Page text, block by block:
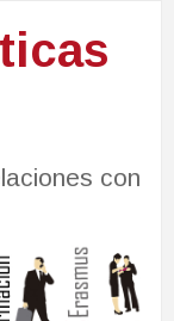
con